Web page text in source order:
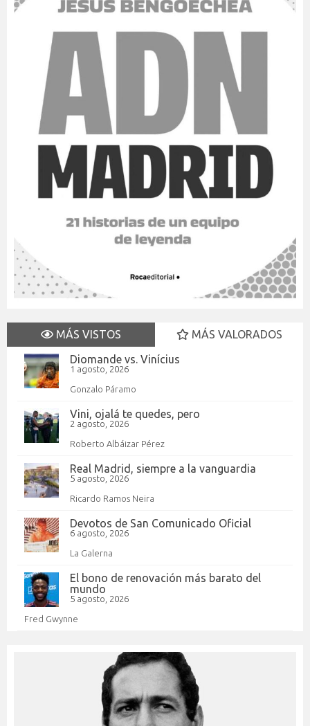
MÁS VISTOS
MÁS VALORADOS
Diomande vs. Vinícius
1 agosto, 2026
Gonzalo Páramo
Vini, ojalá te quedes, pero
2 agosto, 2026
Roberto Albáizar Pérez
Real Madrid, siempre a la vanguardia
5 agosto, 2026
Ricardo Ramos Neira
Devotos de San Comunicado Oficial
6 agosto, 2026
La Galerna
El bono de renovación más barato del
mundo
5 agosto, 2026
Fred Gwynne